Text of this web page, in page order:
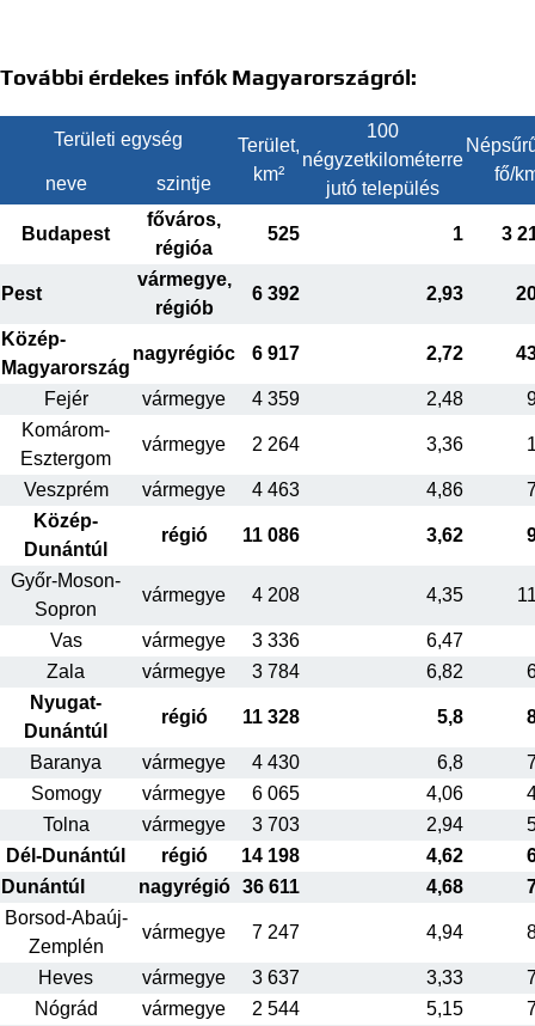
További érdekes infók Magyarországról:
Területi egység
Terület,
km²
100
négyzetkilométerre
jutó település
fő/
neve szintje
Budapest
főváros,
régióa
525 1 3
Pest
vármegye,
régiób
6 392 2,93
Közép-
Magyarország
nagyrégióc 6 917 2,72
Fejér vármegye 4 359 2,48
Komárom-
Esztergom
vármegye 2 264 3,36
Veszprém vármegye 4 463 4,86
Közép-
Dunántúl
régió 11 086 3,62
Győr-Moson-
Sopron
vármegye 4 208 4,35
Vas vármegye 3 336
6,47
Zala
vármegye 3 784 6,82
Nyugat-
Dunántúl
régió 11 328 5,8
Baranya vármegye 4 430 6,8
Somogy
vármegye 6 065 4,06
Tolna
vármegye 3 703 2,94
Dél-Dunántúl
régió 14 198 4,62
Dunántúl
nagyrégió 36 611 4,68
Borsod-Abaúj-
Zemplén
vármegye 7 247 4,94
Heves vármegye 3 637 3,33
Nógrád
vármegye 2 544 5,15